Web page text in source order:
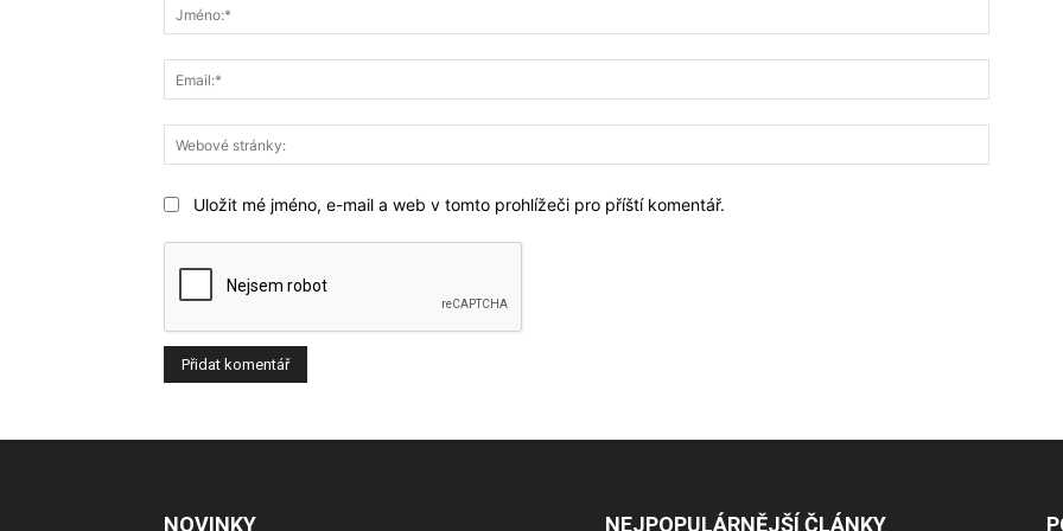
stránky:
Uložit mé jméno, e-mail a web v tomto prohlížeči pro příští komentář.
NOVINKY NEJPOPULÁRNĚJŠÍ ČLÁNKY